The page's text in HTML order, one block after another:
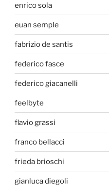
enrico sola
euan semple
fabrizio de santis
federico fasce
federico giacanelli
feelbyte
flavio grassi
franco bellacci
frieda brioschi
gianluca diegoli